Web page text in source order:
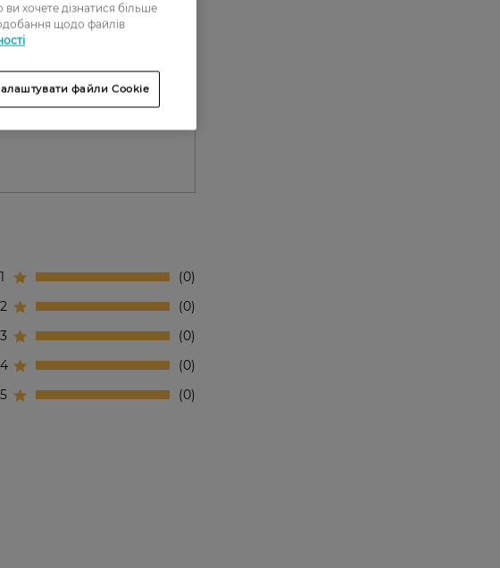
1
0
2
0
3
0
4
0
5
0
хочете дізнатися більше
щодо файлів
файли Cookie